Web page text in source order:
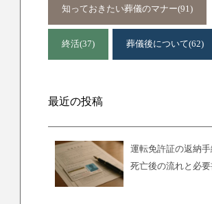
知っておきたい葬儀のマナー(91)
終活(37) 葬儀後について(62)
最近の投稿
運転免許証の返納手
死亡後の流れと必